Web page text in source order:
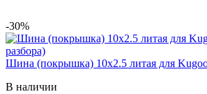
-30%
Шина (покрышка) 10x2.5 литая для
В наличии